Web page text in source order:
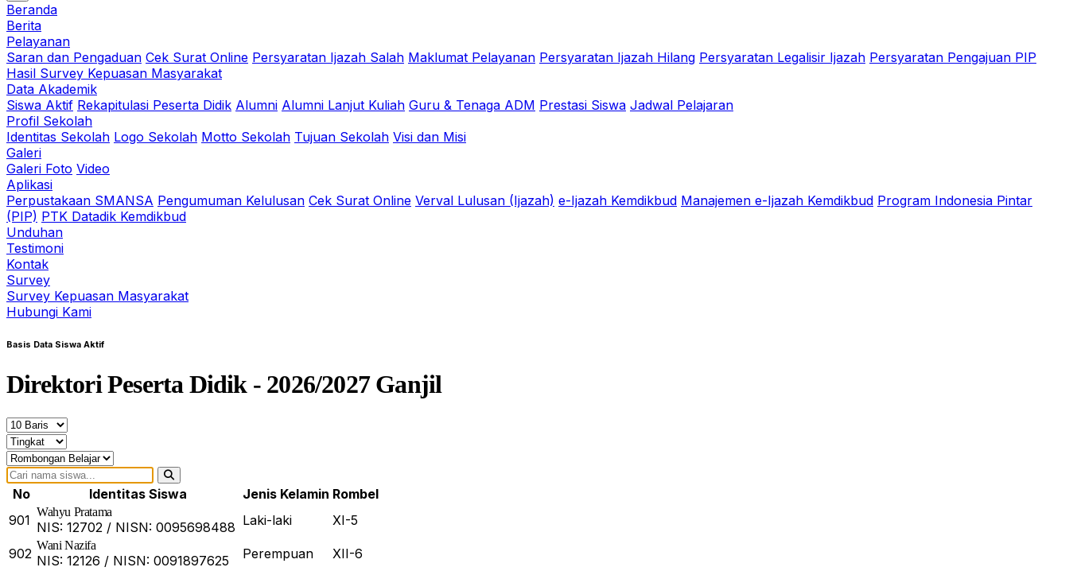
Beranda
Berita
Pelayanan
Saran dan Pengaduan Cek Surat Online Persyaratan Ijazah Salah Maklumat Pelayanan Persyaratan Ijazah Hilang Persyaratan Legalisir Ijazah Persyaratan Pengajuan PIP
Hasil Survey Kepuasan Masyarakat
Data Akademik
Siswa Aktif Rekapitulasi Peserta Didik Alumni Alumni Lanjut Kuliah Guru & Tenaga ADM Prestasi Siswa Jadwal Pelajaran
Profil Sekolah
Identitas Sekolah Logo Sekolah Motto Sekolah Tujuan Sekolah Visi dan Misi
Galeri
Galeri Foto Video
Aplikasi
Perpustakaan SMANSA Pengumuman Kelulusan Cek Surat Online Verval Lulusan (Ijazah) e-Ijazah Kemdikbud Manajemen e-Ijazah Kemdikbud Program Indonesia Pintar
(PIP) PTK Datadik Kemdikbud
Unduhan
Testimoni
Kontak
Survey
Survey Kepuasan Masyarakat
Hubungi Kami
Basis Data Siswa Aktif
Direktori Peserta Didik - 2026/2027 Ganjil
No Identitas Siswa Jenis Kelamin Rombel
901
Wahyu Pratama
NIS: 12702 / NISN: 0095698488 Laki-laki XI-5
902
Wani Nazifa
NIS: 12126 / NISN: 0091897625 Perempuan XII-6